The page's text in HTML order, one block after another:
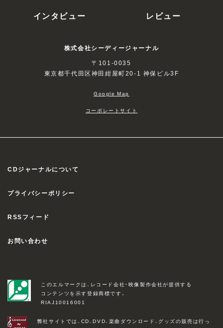
インタビュー
レビュー
株式会社シーディージャーナル
〒101-0035
東京都千代田区神田紺屋町20-1 神保ビル3F
Google Map
コーポレートサイト
CDジャーナルについて
プライバシーポリシー
RSSフィード
お問い合わせ
このエルマークは、レコード会社・映像製作会社が提供する
コンテンツを示す登録商標です。
RIAJ10016001
弊社サイトでは、CD、DVD、楽曲ダウンロード、グッズの販売は行っ